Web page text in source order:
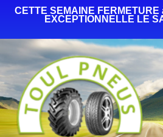
CETTE SEMAINE FERMETURE
EXCEPTIONNELLE LE